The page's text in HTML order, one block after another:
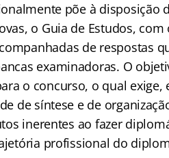
põe à disposição
o Guia de Estudos,
de respostas
examinadoras. O
o concurso, o qual
de síntese e de
inerentes ao fazer
profissional do